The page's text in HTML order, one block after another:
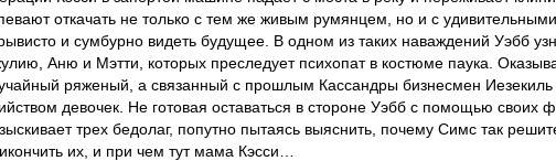
откачать не только с тем же живым румянцем, но и с
и сумбурно видеть будущее. В одном из таких наваждений Уэбб
Аню и Мэтти, которых преследует психопат в костюме паука.
ряженый, а связанный с прошлым Кассандры бизнесмен
девочек. Не готовая оставаться в стороне Уэбб с помощью своих
трех бедолаг, попутно пытаясь выяснить, почему Симс так
их, и при чем тут мама Кэсси…